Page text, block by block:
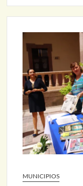
MUNICIPIOS